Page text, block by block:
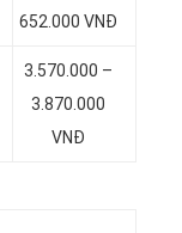
652.000 VNĐ
3.570.000 –
3.870.000
VNĐ